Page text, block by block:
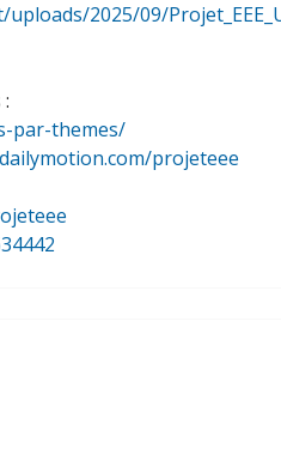
2025/09/
par-themes/
projeteee